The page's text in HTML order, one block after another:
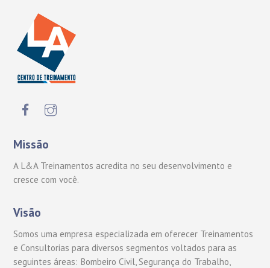
Missão
A L&A Treinamentos acredita no seu desenvolvimento e
cresce com você.
Visão
Somos uma empresa especializada em oferecer Treinamentos
e Consultorias para diversos segmentos voltados para as
seguintes áreas: Bombeiro Civil, Segurança do Trabalho,